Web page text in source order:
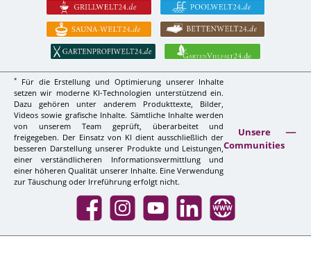
*
Für die Erstellung und Optimierung unserer Inhalte
setzen wir moderne KI-Technologien unterstützend ein.
Dazu gehören unter anderem Produkttexte, Bilder,
Videos sowie grafische Inhalte. Sämtliche Inhalte werden
von unserem Team geprüft, überarbeitet und
freigegeben. Der Einsatz von KI dient ausschließlich der
besseren Darstellung unserer Produkte und Leistungen,
einer verständlicheren Informationsvermittlung und
einer höheren Qualität unserer Inhalte. Eine Verwendung
zur Täuschung oder Irreführung erfolgt nicht.
Unsere
Communities
Facebook InstagramYouTube LinkedIn Website